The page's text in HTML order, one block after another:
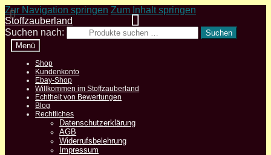
Zur Navigation springen Zum Inhalt springen
Stoffzauberland
Suchen nach:
Suchen
Menü
Shop
Kundenkonto
Ebay-Shop
Willkommen im Stoffzauberland
Echtheit von Bewertungen
Blog
Rechtliches
Datenschutzerklärung
AGB
Widerrufsbelehrung
Impressum